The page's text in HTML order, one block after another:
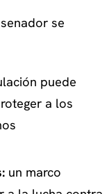
se
puede
a los
un marco